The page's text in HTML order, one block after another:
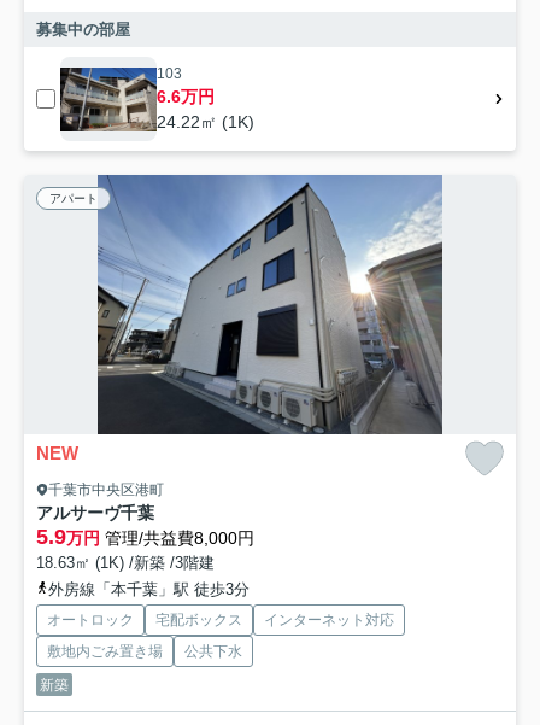
募集中の部屋
103
6.6万円
24.22㎡ (1K)
アパート
NEW
千葉市中央区港町
アルサーヴ千葉
5.9万円 管理/共益費8,000円
18.63㎡ (1K) /新築 /3階建
外房線「本千葉」駅 徒歩3分
オートロック 宅配ボックス
インターネット対応
敷地内ごみ置き場
公共下水
新築